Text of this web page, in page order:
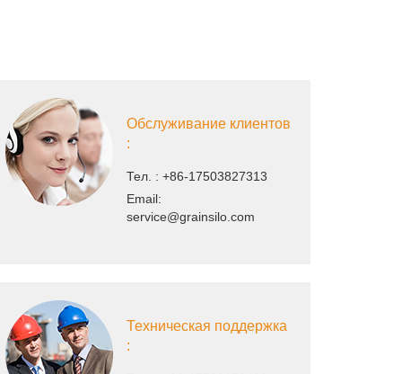
Обслуживание клиентов
:
Тел. : +86-17503827313
Email:
service@grainsilo.com
Техническая поддержка
: